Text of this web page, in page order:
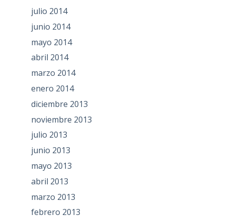
julio 2014
junio 2014
mayo 2014
abril 2014
marzo 2014
enero 2014
diciembre 2013
noviembre 2013
julio 2013
junio 2013
mayo 2013
abril 2013
marzo 2013
febrero 2013